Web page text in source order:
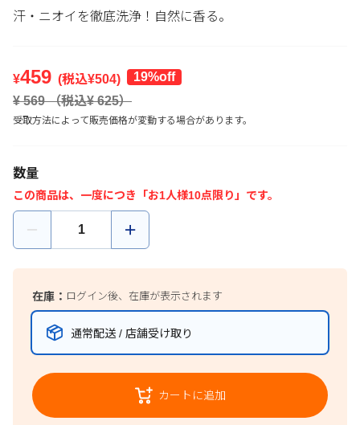
汗・ニオイを徹底洗浄！自然に香る。
¥459 (税込¥504)
19%off
¥ 569（税込¥625）
受取方法によって販売価格が変動する場合があります。
数量
この商品は、一度につき「お1人様10点限り」です。
在庫： ログイン後、在庫が表示されます
通常配送 / 店舗受け取り
カートに追加